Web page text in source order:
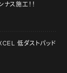
ス施工！！
低ダストパッド